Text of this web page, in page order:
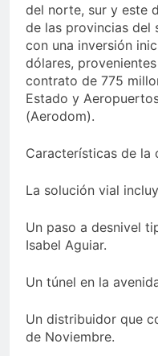
del norte, sur y este
de las provincias del
con una inversión
dólares,
contrato de 775
Estado y
(Aerodom).
Características de la
La solución vial
Un paso a desnivel
Isabel Aguiar.
Un túnel en la
Un distribuidor que
de Noviembre.